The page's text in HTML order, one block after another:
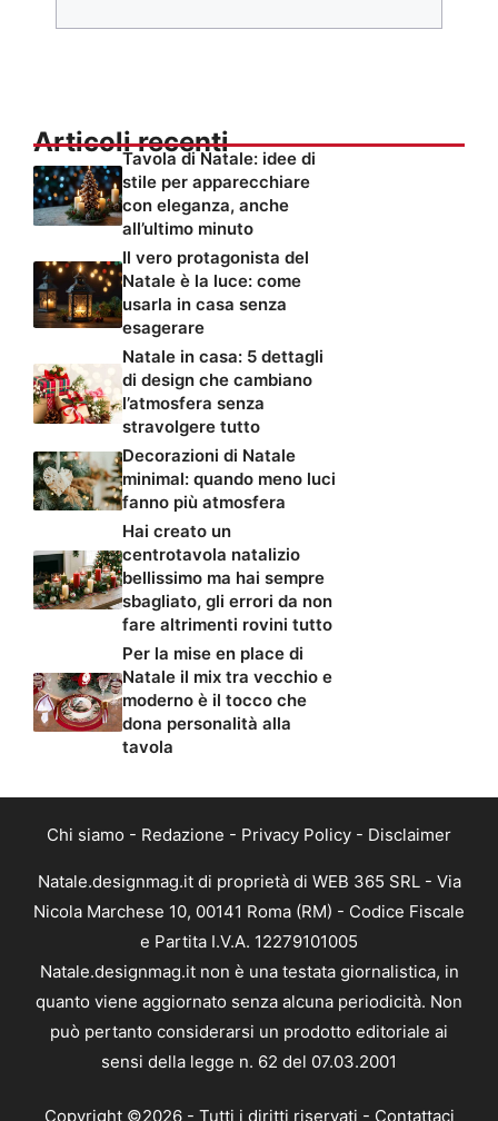
Articoli recenti
Tavola di Natale: idee di
stile per apparecchiare
con eleganza, anche
all’ultimo minuto
Il vero protagonista del
Natale è la luce: come
usarla in casa senza
esagerare
Natale in casa: 5 dettagli
di design che cambiano
l’atmosfera senza
stravolgere tutto
Decorazioni di Natale
minimal: quando meno luci
fanno più atmosfera
Hai creato un
centrotavola natalizio
bellissimo ma hai sempre
sbagliato, gli errori da non
fare altrimenti rovini tutto
Per la mise en place di
Natale il mix tra vecchio e
moderno è il tocco che
dona personalità alla
tavola
Chi siamo - Redazione - Privacy Policy - Disclaimer
Natale.designmag.it di proprietà di WEB 365 SRL - Via
Nicola Marchese 10, 00141 Roma (RM) - Codice Fiscale
e Partita I.V.A. 12279101005
Natale.designmag.it non è una testata giornalistica, in
quanto viene aggiornato senza alcuna periodicità. Non
può pertanto considerarsi un prodotto editoriale ai
sensi della legge n. 62 del 07.03.2001
Copyright ©2026 - Tutti i diritti riservati - Contattaci